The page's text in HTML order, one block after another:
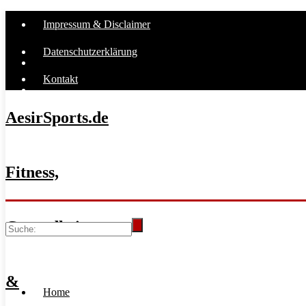
Impressum & Disclaimer
Datenschutzerklärung
Kontakt
AesirSports.de
Fitness,
Gesundheit
&
Home